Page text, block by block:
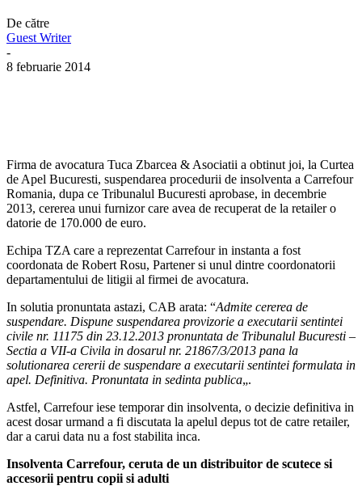
De către
Guest Writer
-
8 februarie 2014
Firma de avocatura Tuca Zbarcea & Asociatii a obtinut joi, la Curtea
de Apel Bucuresti, suspendarea procedurii de insolventa a Carrefour
Romania, dupa ce Tribunalul Bucuresti aprobase, in decembrie
2013, cererea unui furnizor care avea de recuperat de la retailer o
datorie de 170.000 de euro.
Echipa TZA care a reprezentat Carrefour in instanta a fost
coordonata de Robert Rosu, Partener si unul dintre coordonatorii
departamentului de litigii al firmei de avocatura.
In solutia pronuntata astazi, CAB arata: “Admite cererea de
suspendare. Dispune suspendarea provizorie a executarii sentintei
civile nr. 11175 din 23.12.2013 pronuntata de Tribunalul Bucuresti –
Sectia a VII-a Civila in dosarul nr. 21867/3/2013 pana la
solutionarea cererii de suspendare a executarii sentintei formulata in
apel. Definitiva. Pronuntata in sedinta publica„.
Astfel, Carrefour iese temporar din insolventa, o decizie definitiva in
acest dosar urmand a fi discutata la apelul depus tot de catre retailer,
dar a carui data nu a fost stabilita inca.
Insolventa Carrefour, ceruta de un distribuitor de scutece si
accesorii pentru copii si adulti